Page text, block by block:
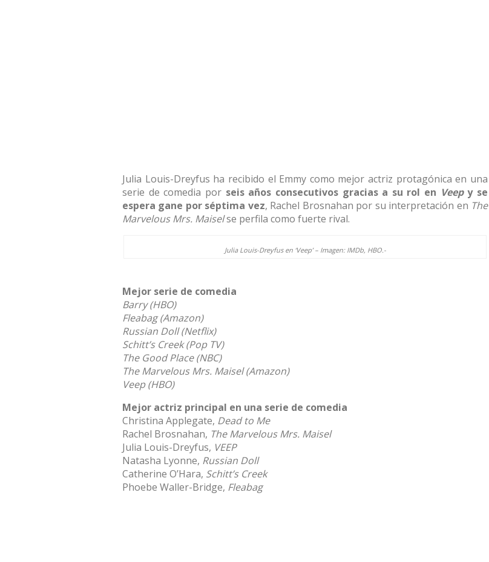
Julia Louis-Dreyfus ha recibido el Emmy como mejor actriz protagónica en una
serie de comedia por seis años consecutivos gracias a su rol en Veepy se
espera gane por séptima vez, Rachel Brosnahan por su interpretación en The
Marvelous Mrs. Maiselse perfila como fuerte rival.
Julia Louis-Dreyfus en ‘Veep’ – Imagen: IMDb, HBO.-
Mejor serie de comedia
Barry (HBO)
Fleabag (Amazon)
Russian Doll (Netflix)
Schitt’s Creek (Pop TV)
The Good Place (NBC)
The Marvelous Mrs. Maisel (Amazon)
Veep (HBO)
Mejor actriz principal en una serie de comedia
Christina Applegate, Dead to Me
Rachel Brosnahan, The Marvelous Mrs. Maisel
Julia Louis-Dreyfus, VEEP
Natasha Lyonne, Russian Doll
Catherine O’Hara, Schitt’s Creek
Phoebe Waller-Bridge, Fleabag